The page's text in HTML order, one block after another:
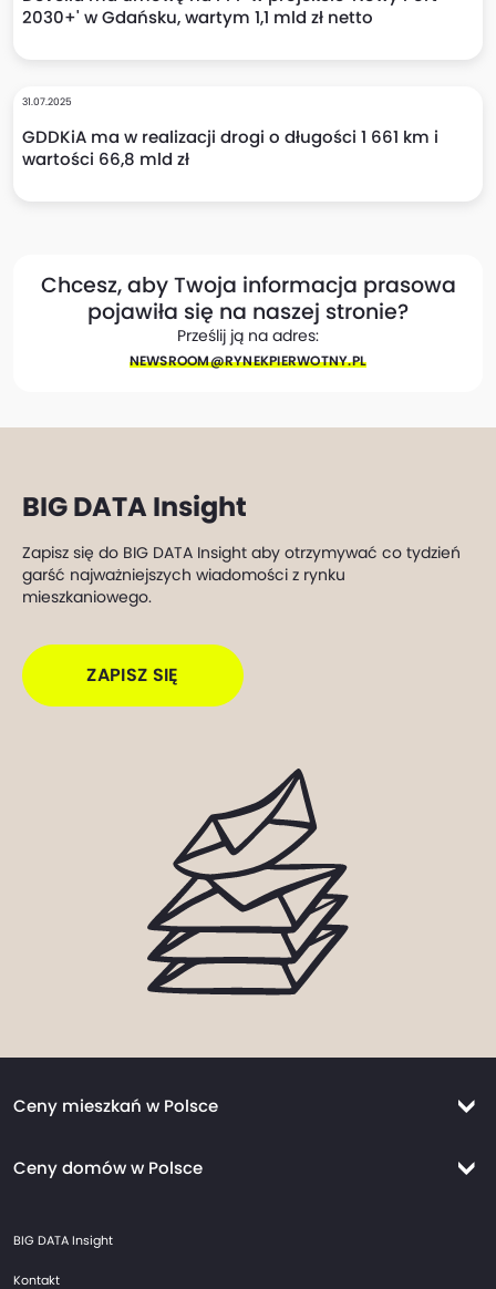
2030+' w Gdańsku, wartym 1,1 mld zł netto
31.07.2025
GDDKiA ma w realizacji drogi o długości 1 661 km i
wartości 66,8 mld zł
Chcesz, aby Twoja informacja prasowa
pojawiła się na naszej stronie?
Prześlij ją na adres:
NEWSROOM@​RYNEKPIERWOTNY.PL
BIG DATA Insight
Zapisz się do BIG DATA Insight aby otrzymywać co tydzień
garść najważniejszych wiadomości z rynku
mieszkaniowego.
ZAPISZ SIĘ
Ceny mieszkań w Polsce
Ceny mieszkań Kraków
Ceny domów w Polsce
Ceny domów Kraków
Ceny domów Wrocław
BIG DATA Insight
Kontakt